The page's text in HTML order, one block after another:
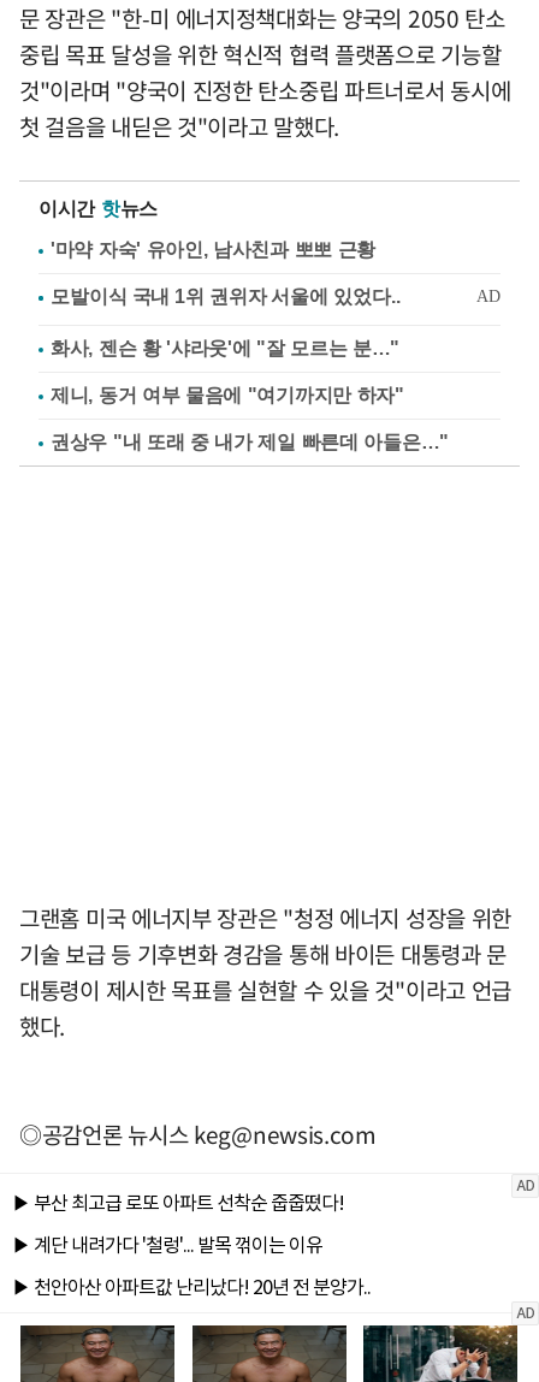
문 장관은 "한-미 에너지정책대화는 양국의 2050 탄소
중립 목표 달성을 위한 혁신적 협력 플랫폼으로 기능할
것"이라며 "양국이 진정한 탄소중립 파트너로서 동시에
첫 걸음을 내딛은 것"이라고 말했다.
이시간 핫뉴스
'마약 자숙' 유아인, 남사친과 뽀뽀 근황
화사, 젠슨 황 '샤라웃'에 "잘 모르는 분…"
제니, 동거 여부 물음에 "여기까지만 하자"
권상우 "내 또래 중 내가 제일 빠른데 아들은…"
그랜홈 미국 에너지부 장관은 "청정 에너지 성장을 위한
기술 보급 등 기후변화 경감을 통해 바이든 대통령과 문
대통령이 제시한 목표를 실현할 수 있을 것"이라고 언급
했다.
◎공감언론 뉴시스keg@newsis.com